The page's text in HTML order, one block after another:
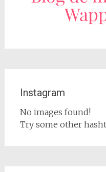
Instagram
No images found!
Try some other